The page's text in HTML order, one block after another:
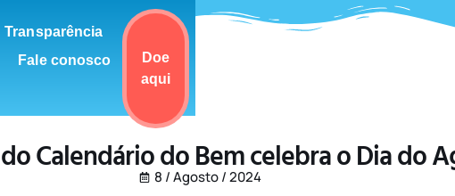
Transparência
Fale conosco
Doe
aqui
Calendário do Bem celebra o Dia do
8 / Agosto / 2024